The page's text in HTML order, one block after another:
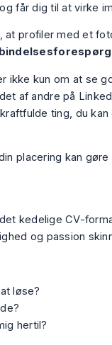
får dig til at virke
at profiler med et
ikke kun om at se
af andre på
ting, du
placering kan
kedelige CV-
og passion
løse?
hertil?